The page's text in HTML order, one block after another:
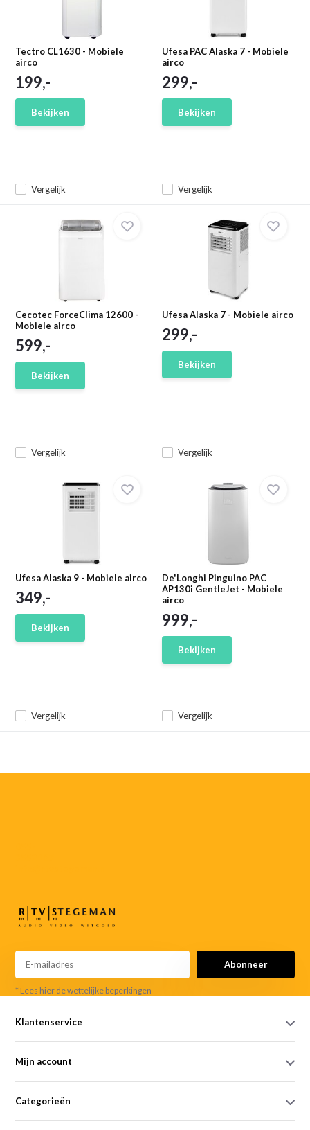
Tectro CL1630 - Mobiele
airco
Vergelijk
199,-
Bekijken
Ufesa PAC Alaska 7 - Mobiele
airco
Vergelijk
299,-
Bekijken
Cecotec ForceClima 12600 -
Mobiele airco
Vergelijk
599,-
Bekijken
Ufesa Alaska 7 - Mobiele airco
Vergelijk
299,-
Bekijken
Ufesa Alaska 9 - Mobiele airco
Vergelijk
349,-
Bekijken
De'Longhi Pinguino PAC
AP130i GentleJet - Mobiele
airco
Vergelijk
999,-
Bekijken
Abonneer
* Lees hier de wettelijke beperkingen
Klantenservice
Mijn account
Categorieën